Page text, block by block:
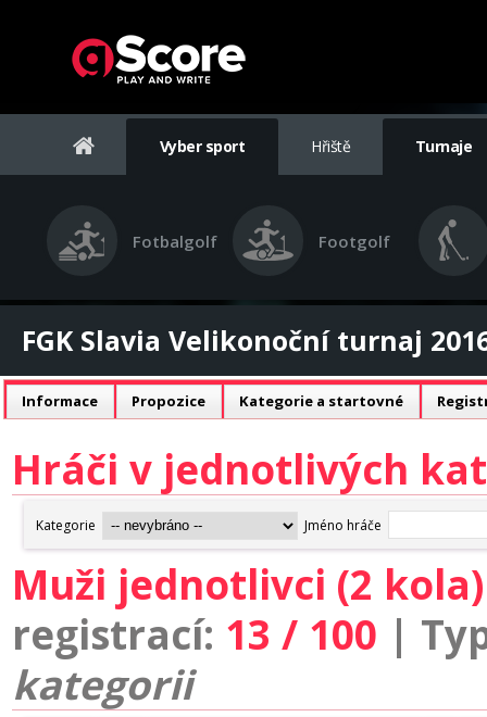
Vyber sport Hřiště Turnaje
Fotbalgolf Footgolf
FGK Slavia Velikonoční turnaj
Informace Propozice Kategorie a startovné
Hráči v jednotlivých
Muži jednotlivci (2
registrací: 13 / 100 |
kategorii